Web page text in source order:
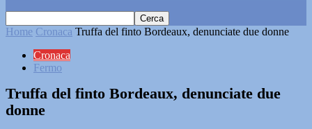
Home Cronaca Truffa del finto Bordeaux, denunciate due donne
Cronaca
Fermo
Truffa del finto Bordeaux, denunciate due
donne